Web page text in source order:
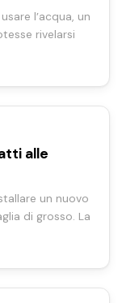
l’acqua, un
rivelarsi
alle
un nuovo
di grosso. La